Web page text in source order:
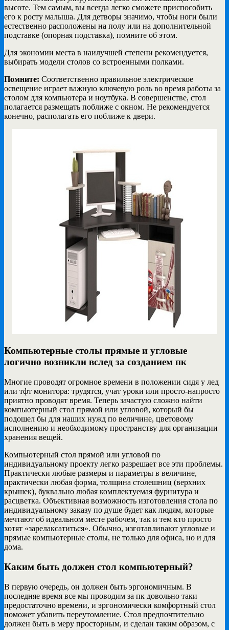
высоте. Тем самым, вы всегда легко сможете приспособить
его к росту малыша. Для детворы значимо, чтобы ноги были
естественно расположены на полу или на дополнительной
подставке (опорная подставка), помните об этом.
Для экономии места в наилучшей степени рекомендуется,
выбирать модели столов со встроенными полками.
Помните: Соответственно правильное электрическое
освещение играет важную ключевую роль во время работы за
столом для компьютера и ноутбука. В совершенстве, стол
полагается размещать поближе с окном. Не рекомендуется
конечно, располагать его поближе к двери.
Компьютерные столы прямые и угловые
логично возникли вслед за созданием пк
Многие проводят огромное времени в положении сидя у лед
или тфт монитора: трудятся, учат уроки или просто-напросто
приятно проводят время. Теперь зачастую сложно найти
компьютерный стол прямой или угловой, который бы
подошел бы для наших нужд по величине, цветовому
исполнению и необходимому пространству для организации
хранения вещей.
Компьютерный стол прямой или угловой по
индивидуальному проекту легко разрешает все эти проблемы.
Практически любые размеры и параметры в величине,
практически любая форма, толщина столешниц (верхних
крышек), буквально любая комплектуемая фурнитура и
расцветка. Объективная возможность изготовления стола по
индивидуальному заказу по душе будет как людям, которые
мечтают об идеальном месте рабочем, так и тем кто просто
хотят «зарелаксатиться». Обычно, изготавливают угловые и
прямые компьютерные столы, не только для офиса, но и для
дома.
Каким быть должен стол компьютерный?
В первую очередь, он должен быть эргономичным. В
последняе время все мы проводим за пк довольно таки
предостаточно времени, и эргономически комфортный стол
поможет убавить переутомление. Стол предпочтительно
должен быть в меру просторным, и сделан таким образом, с